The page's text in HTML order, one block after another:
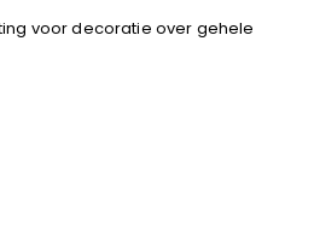
voor decoratie over gehele